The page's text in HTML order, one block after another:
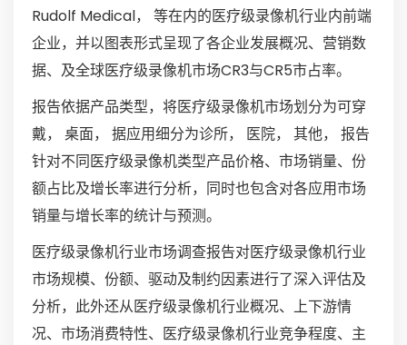
Rudolf Medical， 等在内的医疗级录像机行业内前端
企业，并以图表形式呈现了各企业发展概况、营销数
据、及全球医疗级录像机市场CR3与CR5市占率。
报告依据产品类型，将医疗级录像机市场划分为可穿
戴， 桌面， 据应用细分为诊所， 医院， 其他， 报告
针对不同医疗级录像机类型产品价格、市场销量、份
额占比及增长率进行分析，同时也包含对各应用市场
销量与增长率的统计与预测。
医疗级录像机行业市场调查报告对医疗级录像机行业
市场规模、份额、驱动及制约因素进行了深入评估及
分析，此外还从医疗级录像机行业概况、上下游情
况、市场消费特性、医疗级录像机行业竞争程度、主